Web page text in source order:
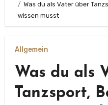
Was du als Vater über
wissen musst
Allgemein
Was du als
Tanzsport,